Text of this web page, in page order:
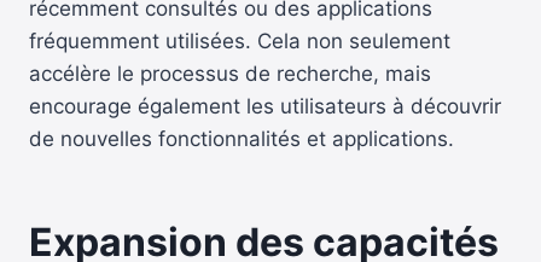
récemment consultés ou des applications
fréquemment utilisées. Cela non seulement
accélère le processus de recherche, mais
encourage également les utilisateurs à découvrir
de nouvelles fonctionnalités et applications.
Expansion des capacités